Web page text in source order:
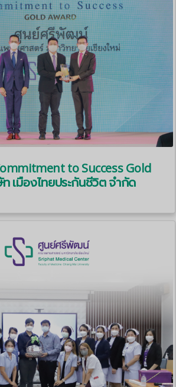
to Success Gold
เมืองไทยประกันชีวิต จำกัด